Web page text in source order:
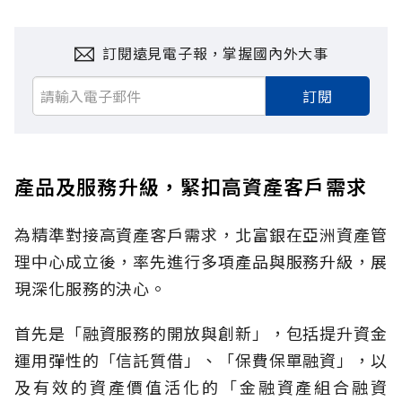
訂閱遠見電子報，掌握國內外大事
訂閱
產品及服務升級，緊扣高資產客戶需求
為精準對接高資產客戶需求，北富銀在亞洲資產管
理中心成立後，率先進行多項產品與服務升級，展
現深化服務的決心。
首先是「融資服務的開放與創新」，包括提升資金
運用彈性的「信託質借」、「保費保單融資」，以
及有效的資產價值活化的「金融資產組合融資